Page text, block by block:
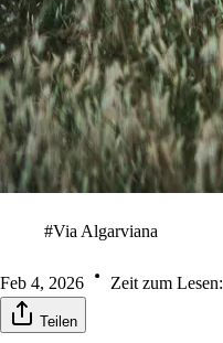
#Via Algarviana
Feb 4, 2026 Zeit zum Lesen:
Teilen